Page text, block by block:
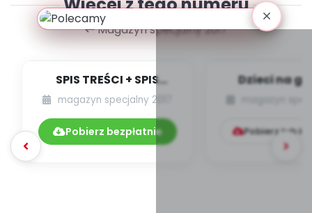
Magazyn specjalny 2017
SPIS TREŚCI + SPIS
POMOCY
DYDAKTYCZNYCH 7-
8.190-191/201...
magazyn specjalny 2017
Pobierz bezpłatnie
Dzieci na
Pobierz lub